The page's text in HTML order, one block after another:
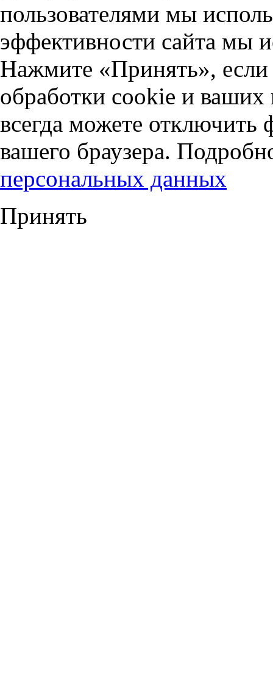
пользователями мы
эффективности сайта мы
Нажмите «Принять», если
обработки cookie и
всегда можете отключить
вашего браузера.
персональных данных
Принять